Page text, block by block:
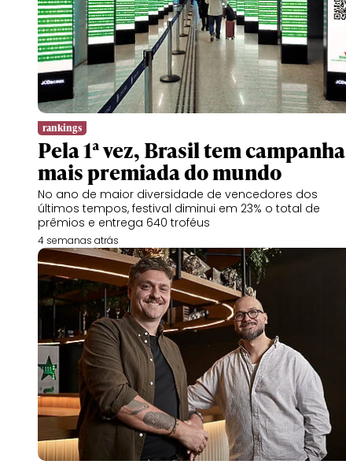
rankings
Pela 1ª vez, Brasil tem campanha
mais premiada do mundo
No ano de maior diversidade de vencedores dos
últimos tempos, festival diminui em 23% o total de
prêmios e entrega 640 troféus
4 semanas atrás